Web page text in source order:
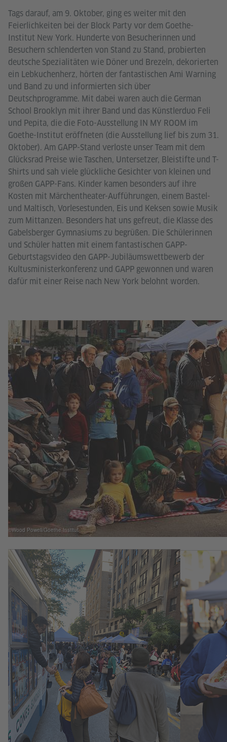
Tags darauf, am 9. Oktober, ging es weiter mit den
Feierlichkeiten bei der Block Party vor dem Goethe-
Institut New York. Hunderte von Besucherinnen und
Besuchern schlenderten von Stand zu Stand, probierten
deutsche Spezialitäten wie Döner und Brezeln, dekorierten
ein Lebkuchenherz, hörten der fantastischen Ami Warning
und Band zu und informierten sich über
Deutschprogramme. Mit dabei waren auch die German
School Brooklyn mit ihrer Band und das Künstlerduo Feli
und Pepita, die die Foto-Ausstellung IN MY ROOM im
Goethe-Institut eröffneten (die Ausstellung lief bis zum 31.
Oktober). Am GAPP-Stand verloste unser Team mit dem
Glücksrad Preise wie Taschen, Untersetzer, Bleistifte und T-
Shirts und sah viele glückliche Gesichter von kleinen und
großen GAPP-Fans. Kinder kamen besonders auf ihre
Kosten mit Märchentheater-Aufführungen, einem Bastel-
und Maltisch, Vorlesestunden, Eis und Keksen sowie Musik
zum Mittanzen. Besonders hat uns gefreut, die Klasse des
Gabelsberger Gymnasiums zu begrüßen. Die Schülerinnen
und Schüler hatten mit einem fantastischen GAPP-
Geburtstagsvideo den GAPP-Jubiläumswettbewerb der
Kultusministerkonferenz und GAPP gewonnen und waren
dafür mit einer Reise nach New York belohnt worden.
©Wood Powell/Goethe-Institut